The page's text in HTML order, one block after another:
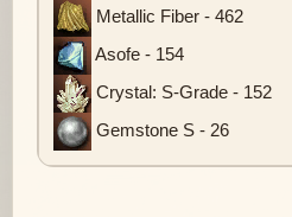
Metallic Fiber - 462
Asofe - 154
Crystal: S-Grade - 152
Gemstone S - 26